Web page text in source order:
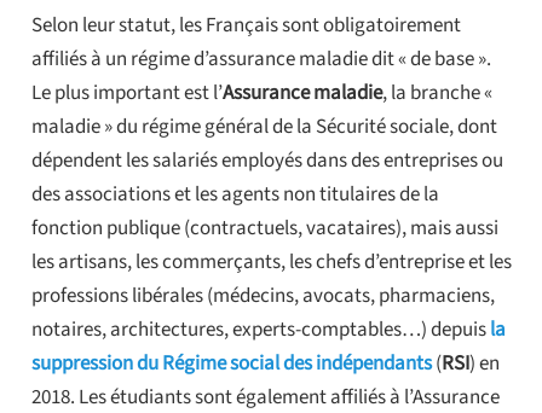
Selon leur statut, les Français sont obligatoirement
affiliés à un régime d’assurance maladie dit « de base ».
Le plus important est l’Assurance maladie, la branche «
maladie » du régime général de la Sécurité sociale, dont
dépendent les salariés employés dans des entreprises ou
des associations et les agents non titulaires de la
fonction publique (contractuels, vacataires), mais aussi
les artisans, les commerçants, les chefs d’entreprise et les
professions libérales (médecins, avocats, pharmaciens,
notaires, architectures, experts-comptables…) depuisla
suppression du Régime social des indépendants(RSI) en
2018. Les étudiants sont également affiliés à l’Assurance